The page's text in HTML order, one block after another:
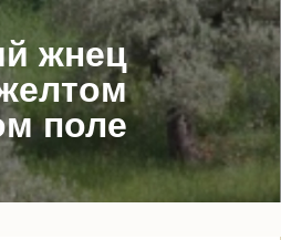
жнец
поле